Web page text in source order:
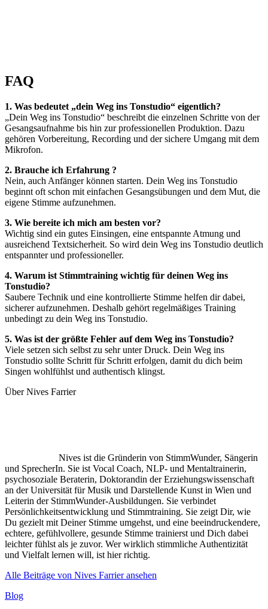
FAQ
1. Was bedeutet „dein Weg ins Tonstudio“ eigentlich?
„Dein Weg ins Tonstudio“ beschreibt die einzelnen Schritte von der
Gesangsaufnahme bis hin zur professionellen Produktion. Dazu
gehören Vorbereitung, Recording und der sichere Umgang mit dem
Mikrofon.
2. Brauche ich Erfahrung ?
Nein, auch Anfänger können starten. Dein Weg ins Tonstudio
beginnt oft schon mit einfachen Gesangsübungen und dem Mut, die
eigene Stimme aufzunehmen.
3. Wie bereite ich mich am besten vor?
Wichtig sind ein gutes Einsingen, eine entspannte Atmung und
ausreichend Textsicherheit. So wird dein Weg ins Tonstudio deutlich
entspannter und professioneller.
4. Warum ist Stimmtraining wichtig für deinen Weg ins
Tonstudio?
Saubere Technik und eine kontrollierte Stimme helfen dir dabei,
sicherer aufzunehmen. Deshalb gehört regelmäßiges Training
unbedingt zu dein Weg ins Tonstudio.
5. Was ist der größte Fehler auf dem Weg ins Tonstudio?
Viele setzen sich selbst zu sehr unter Druck. Dein Weg ins
Tonstudio sollte Schritt für Schritt erfolgen, damit du dich beim
Singen wohlfühlst und authentisch klingst.
Über Nives Farrier
Nives ist die Gründerin von StimmWunder, Sängerin
und SprecherIn. Sie ist Vocal Coach, NLP- und Mentaltrainerin,
psychosoziale Beraterin, Doktorandin der Erziehungswissenschaft
an der Universität für Musik und Darstellende Kunst in Wien und
Leiterin der StimmWunder-Ausbildungen. Sie verbindet
Persönlichkeitsentwicklung und Stimmtraining. Sie zeigt Dir, wie
Du gezielt mit Deiner Stimme umgehst, und eine beeindruckendere,
echtere, gefühlvollere, gesunde Stimme trainierst und Dich dabei
leichter fühlst als je zuvor. Wer wirklich stimmliche Authentizität
und Vielfalt lernen will, ist hier richtig.
Alle Beiträge von Nives Farrier ansehen
Kategorien
Blog